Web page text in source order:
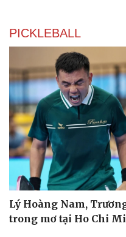
PICKLEBALL
Lý Hoàng Nam,
trong mơ tại Ho Chi